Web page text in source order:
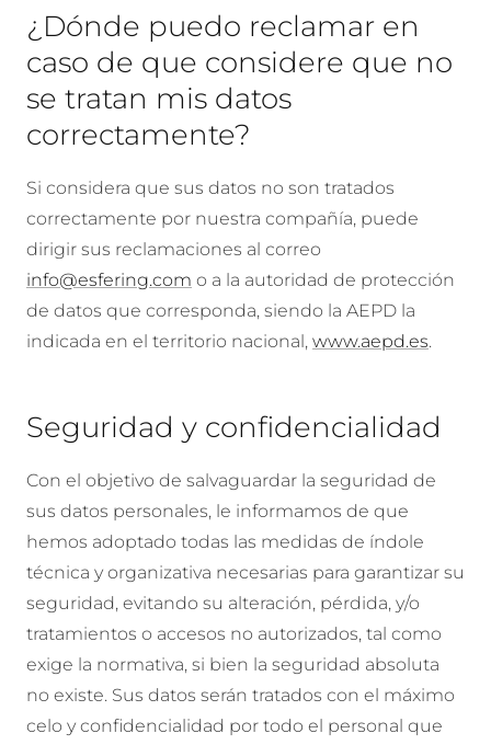
¿Dónde puedo reclamar en
caso de que considere que no
se tratan mis datos
correctamente?
Si considera que sus datos no son tratados
correctamente por nuestra compañía, puede
dirigir sus reclamaciones al correo
info@esfering.com o a la autoridad de protección
de datos que corresponda, siendo la AEPD la
indicada en el territorio nacional, www.aepd.es.
Seguridad y confidencialidad
Con el objetivo de salvaguardar la seguridad de
sus datos personales, le informamos de que
hemos adoptado todas las medidas de índole
técnica y organizativa necesarias para garantizar su
seguridad, evitando su alteración, pérdida, y/o
tratamientos o accesos no autorizados, tal como
exige la normativa, si bien la seguridad absoluta
no existe. Sus datos serán tratados con el máximo
celo y confidencialidad por todo el personal que